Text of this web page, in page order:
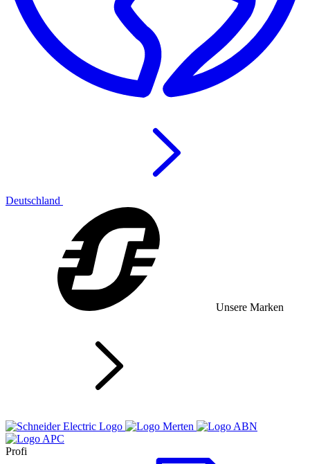
Deutschland
Unsere Marken
Profi